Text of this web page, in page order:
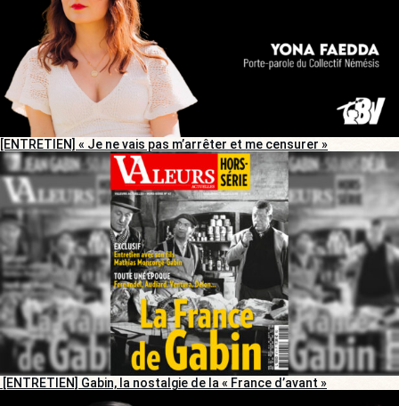
[ENTRETIEN] « Je ne vais pas m’arrêter et me censurer »
[ENTRETIEN] Gabin, la nostalgie de la « France d’avant »